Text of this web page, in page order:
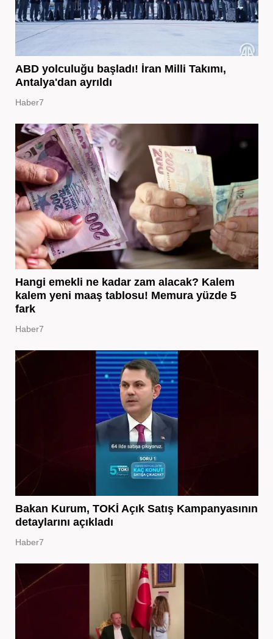
ABD yolculuğu başladı! İran Milli Takımı,
Antalya'dan ayrıldı
Haber7
Hangi emekli ne kadar zam alacak? Kalem
kalem yeni maaş tablosu! Memura yüzde 5
fark
Haber7
Bakan Kurum, TOKİ Açık Satış Kampanyasının
detaylarını açıkladı
Haber7